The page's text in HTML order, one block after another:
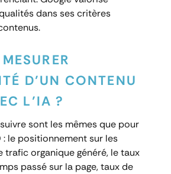
dans ses critères
D’UN CONTENU
L’IA ?
sont les mêmes que pour
le positionnement sur les
trafic organique généré, le taux
passé sur la page, taux de